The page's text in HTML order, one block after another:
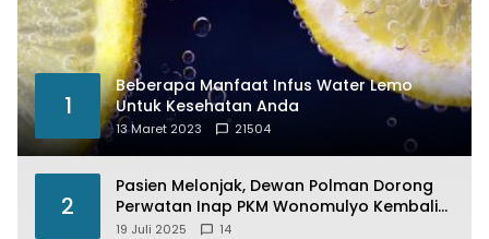
1
Beberapa Manfaat Infus Water Lemo
Untuk Kesehatan Anda
13 Maret 2023 21504
2
Pasien Melonjak, Dewan Polman Dorong
Perwatan Inap PKM Wonomulyo Kembali
di Fungsikan
19 Juli 2025 14